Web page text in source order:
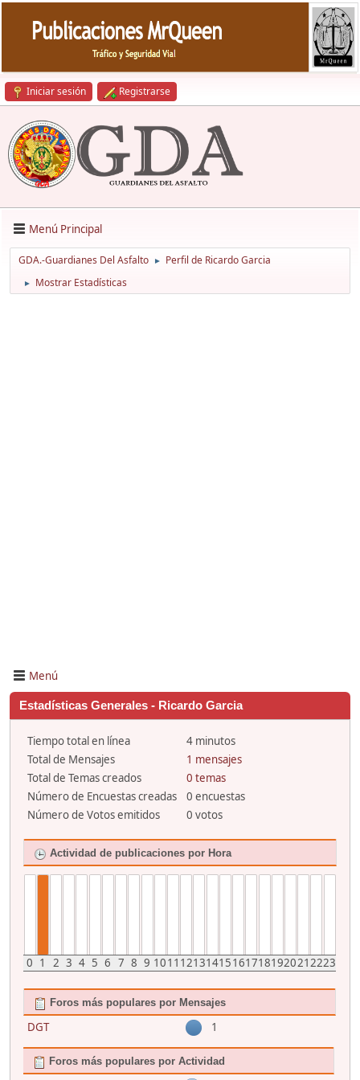
Iniciar sesión Registrarse
Menú Principal
GDA.-Guardianes Del Asfalto ► Perfil de Ricardo Garcia
► Mostrar Estadísticas
Menú
Estadísticas Generales - Ricardo Garcia
Tiempo total en línea
4 minutos
Total de Mensajes
1 mensajes
Total de Temas creados
0 temas
Número de Encuestas creadas
0 encuestas
Número de Votos emitidos
0 votos
Actividad de publicaciones por Hora
0 1 2 3 4 5 6 7 8 9 1011 121314151617181920212223
Foros más populares por Mensajes
DGT 1
Foros más populares por Actividad